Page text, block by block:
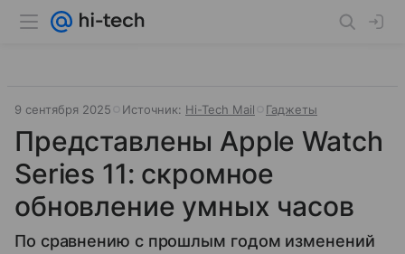
9 сентября 2025 Источник: Hi-Tech Mail Гаджеты
Представлены Apple Watch
Series 11: скромное
обновление умных часов
По сравнению с прошлым годом изменений